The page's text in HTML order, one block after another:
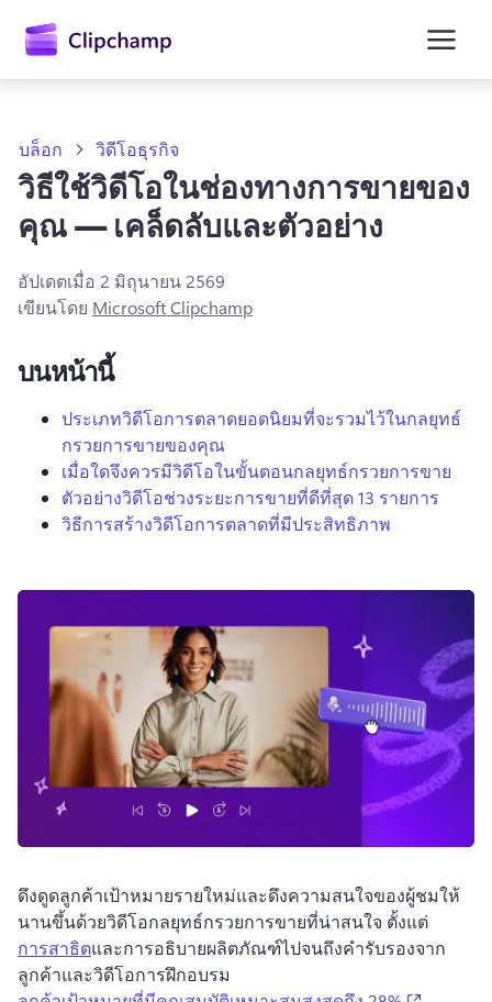
เนื้อหา
หลัก
ลงชื่อเข้าใช้
ลองใช้ฟรี
บล็อก วิดีโอธุรกิจ
วิธีใช้วิดีโอในช่องทางการขายของ
คุณ — เคล็ดลับและตัวอย่าง
อัปเดตเมื่อ 2 มิถุนายน 2569
เขียนโดย Microsoft Clipchamp
บนหน้านี้
ประเภทวิดีโอการตลาดยอดนิยมที่จะรวมไว้ในกลยุทธ์
กรวยการขายของคุณ
เมื่อใดจึงควรมีวิดีโอในขั้นตอนกลยุทธ์กรวยการขาย
ตัวอย่างวิดีโอช่วงระยะการขายที่ดีที่สุด 13 รายการ
วิธีการสร้างวิดีโอการตลาดที่มีประสิทธิภาพ
ดึงดูดลูกค้าเป้าหมายรายใหม่และดึงความสนใจของผู้ชมให้
นานขึ้นด้วยวิดีโอกลยุทธ์กรวยการขายที่น่าสนใจ ตั้งแต่
การสาธิตและการอธิบายผลิตภัณฑ์ไปจนถึงคำรับรองจาก
ลูกค้าและวิดีโอการฝึกอบรม